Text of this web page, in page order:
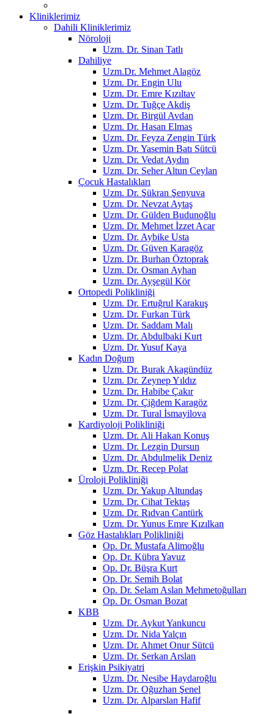
Kliniklerimiz
Dahili Kliniklerimiz
Nöroloji
Uzm. Dr. Sinan Tatlı
Dahiliye
Uzm.Dr. Mehmet Alagöz
Uzm. Dr. Engin Ulu
Uzm. Dr. Emre Kızıltav
Uzm. Dr. Tuğçe Akdiş
Uzm. Dr. Birgül Avdan
Uzm. Dr. Hasan Elmas
Uzm. Dr. Feyza Zengin Türk
Uzm. Dr. Yasemin Batı Sütcü
Uzm. Dr. Vedat Aydın
Uzm. Dr. Seher Altun Ceylan
Çocuk Hastalıkları
Uzm. Dr. Şükran Şenyuva
Uzm. Dr. Nevzat Aytaş
Uzm. Dr. Gülden Budunoğlu
Uzm. Dr. Mehmet İzzet Acar
Uzm. Dr. Aybike Usta
Uzm. Dr. Güven Karagöz
Uzm. Dr. Burhan Öztoprak
Uzm. Dr. Osman Ayhan
Uzm. Dr. Ayşegül Kör
Ortopedi Polikliniği
Uzm. Dr. Ertuğrul Karakuş
Uzm. Dr. Furkan Türk
Uzm. Dr. Saddam Malı
Uzm. Dr. Abdulbaki Kurt
Uzm. Dr. Yusuf Kaya
Kadın Doğum
Uzm. Dr. Burak Akagündüz
Uzm. Dr. Zeynep Yıldız
Uzm. Dr. Habibe Çakır
Uzm. Dr. Çiğdem Karagöz
Uzm. Dr. Tural İsmayilova
Kardiyoloji Polikliniği
Uzm. Dr. Ali Hakan Konuş
Uzm. Dr. Lezgin Dursun
Uzm. Dr. Abdulmelik Deniz
Uzm. Dr. Recep Polat
Üroloji Polikliniği
Uzm. Dr. Yakup Altundaş
Uzm. Dr. Cihat Tektaş
Uzm. Dr. Rıdvan Cantürk
Uzm. Dr. Yunus Emre Kızılkan
Göz Hastalıkları Polikliniği
Op. Dr. Mustafa Alimoğlu
Op. Dr. Kübra Yavuz
Op. Dr. Büşra Kurt
Op. Dr. Semih Bolat
Op. Dr. Selam Aslan Mehmetoğulları
Op. Dr. Osman Bozat
KBB
Uzm. Dr. Aykut Yankuncu
Uzm. Dr. Nida Yalçın
Uzm. Dr. Ahmet Onur Sütcü
Uzm. Dr. Serkan Arslan
Erişkin Psikiyatri
Uzm. Dr. Nesibe Haydaroğlu
Uzm. Dr. Oğuzhan Şenel
Uzm. Dr. Alparslan Hafif